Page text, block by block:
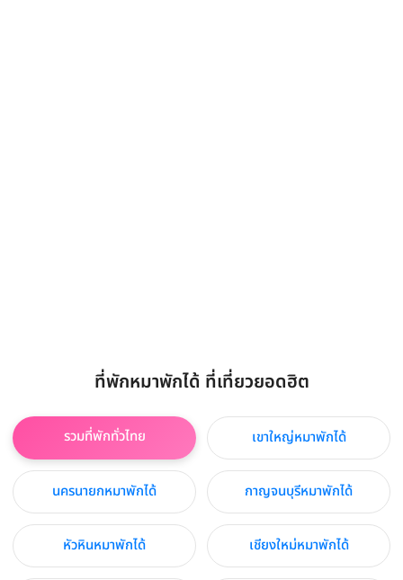
ที่พักหมาพักได้ ที่เที่ยวยอดฮิต
รวมที่พักทั่วไทย เขาใหญ่หมาพักได้
นครนายกหมาพักได้ กาญจนบุรีหมาพักได้
หัวหินหมาพักได้ เชียงใหม่หมาพักได้